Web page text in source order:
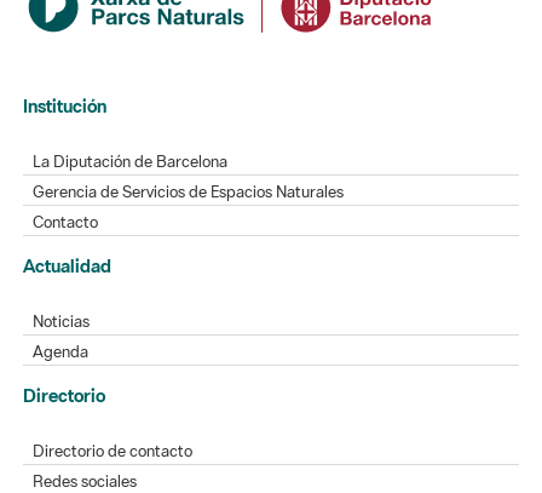
Institución
La Diputación de Barcelona
Gerencia de Servicios de Espacios Naturales
Contacto
Actualidad
Noticias
Agenda
Directorio
Directorio de contacto
Redes sociales